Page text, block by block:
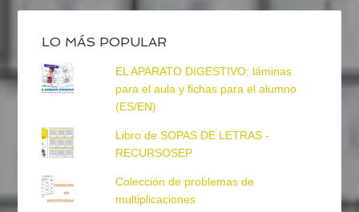
LO MÁS POPULAR
EL APARATO DIGESTIVO: láminas
para el aula y fichas para el alumno
(ES/EN)
Libro de SOPAS DE LETRAS -
RECURSOSEP
Colección de problemas de
multiplicaciones